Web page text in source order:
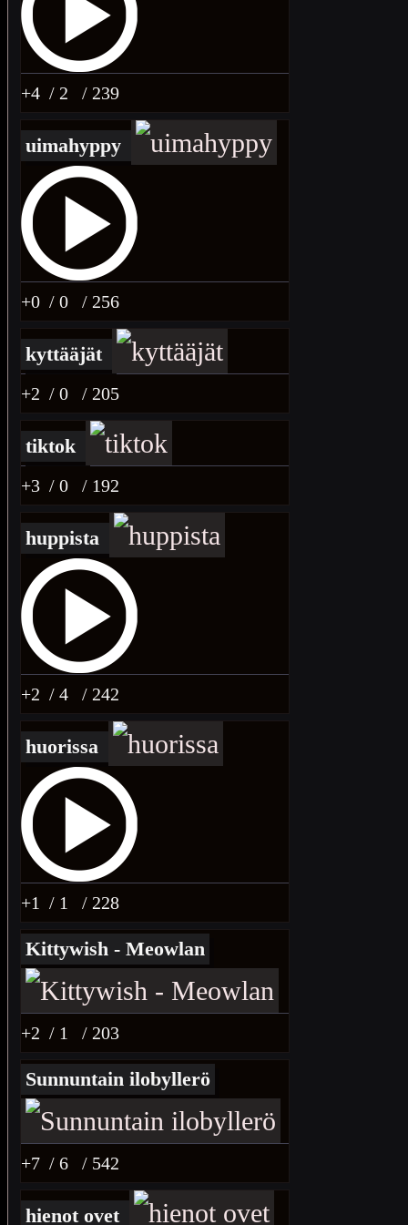
+4 / 2 / 239
uimahyppy
+0 / 0 / 256
kyttääjät
+2 / 0 / 205
tiktok
+3 / 0 / 192
huppista
+2 / 4 / 242
huorissa
+1 / 1 / 228
Kittywish - Meowlan
+2 / 1 / 203
Sunnuntain ilobyllerö
+7 / 6 / 542
hienot ovet